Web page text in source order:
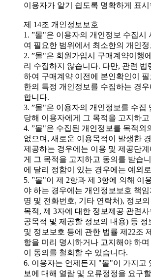
이용자가 알기 쉽도록 명확하게 표시
제 14조 개인정보보호
1. ”몰"은 이용자의 개인정보 수집시
여 필요한 범위에서 최소한의 개인
2. ”몰"은 회원가입시 구매계약이행
리 수집하지 않습니다. 다만, 관련 법
하여 구매계약 이전에 본인확인이
한의 특정 개인정보를 수집하는 경우
합니다.
3. ”몰"은 이용자의 개인정보를 수집
당해 이용자에게 그 목적을 고지하
4. ”몰"은 수집된 개인정보를 목적외
없으며, 새로운 이용목적이 발생한
제공하는 경우에는 이용 및 제공단계
게 그 목적을 고지하고 동의를 받습
에 달리 정함이 있는 경우에는 예외
5. ”몰"이 제 2항과 제 3항에 의해 이
야 하는 경우에는 개인정보보호 책
명 및 전화번호, 기타 연락처), 정보
목적, 제 3자에 대한 정보제공 관련사
공목적 및 제공할 정보의 내용) 등 정
및 정보보호 등에 관한 법률 제22조
항을 미리 명시하거나 고지해야 하며
이 동의를 철회할 수 있습니다.
6. 이용자는 언제든지 "몰"이 가지고
보에 대해 열람 및 오류정정을 요구